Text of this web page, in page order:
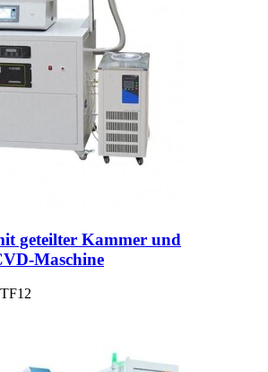
geteilter Kammer und
Maschine